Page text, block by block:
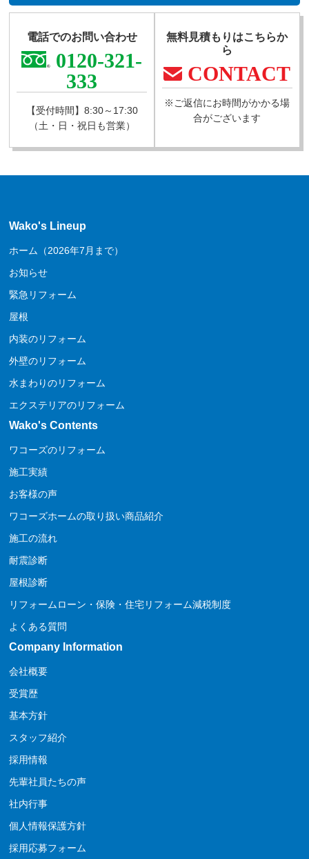
電話でのお問い合わせ
0120-321-
333
【受付時間】8:30～17:30
（土・日・祝日も営業）
無料見積もりはこちらか
ら
CONTACT
※ご返信にお時間がかかる場
合がございます
Wako's Lineup
ホーム（2026年7月まで）
お知らせ
緊急リフォーム
屋根
内装のリフォーム
外壁のリフォーム
水まわりのリフォーム
エクステリアのリフォーム
Wako's Contents
ワコーズのリフォーム
施工実績
お客様の声
ワコーズホームの取り扱い商品紹介
施工の流れ
耐震診断
屋根診断
リフォームローン・保険・住宅リフォーム減税制度
よくある質問
Company Information
会社概要
受賞歴
基本方針
スタッフ紹介
採用情報
先輩社員たちの声
社内行事
個人情報保護方針
採用応募フォーム